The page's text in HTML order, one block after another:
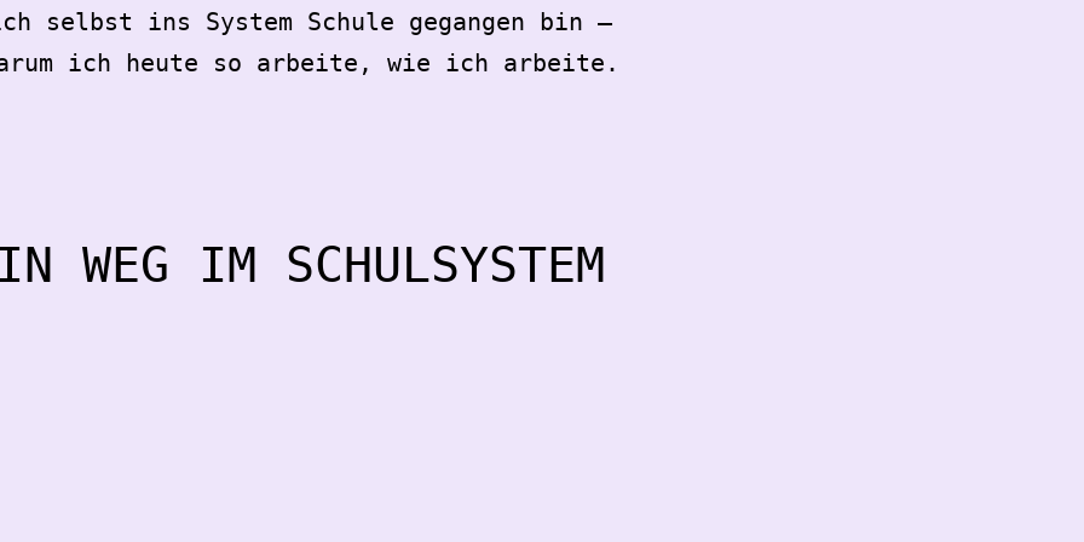
selbst ins System Schule gegangen bin –
ich heute so arbeite, wie ich arbeite.
WEG IM SCHULSYSTEM